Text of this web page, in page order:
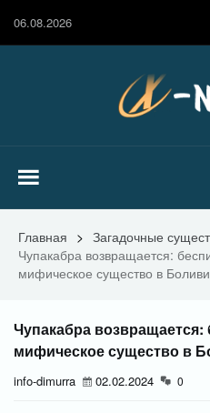
06.08.2026
Главная > Загадочные
Чупакабра возвращается:
мифическое существо в
Чупакабра возвращается:
мифическое существо в
info-dimurra 02.02.2024 0